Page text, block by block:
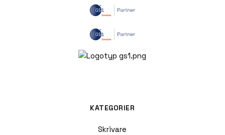
KATEGORIER
Skrivare